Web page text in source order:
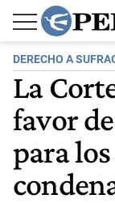
DERECHO A
La
favor
para